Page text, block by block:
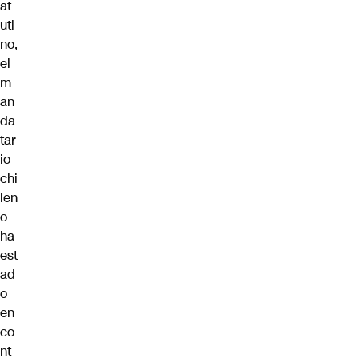
at
uti
no,
el
m
an
da
tar
io
chi
len
o
ha
est
ad
o
en
co
nt